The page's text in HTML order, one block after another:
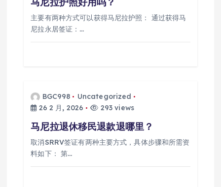
主要有两种方式可以获得马尼拉护照： 通过获得马
尼拉永居签证：…
BGC998
Uncategorized
26 2 月, 2026
293 views
马尼拉退休移民退款退哪里？
取消SRRV签证有两种主要方式，具体步骤和所需资
料如下： 第…